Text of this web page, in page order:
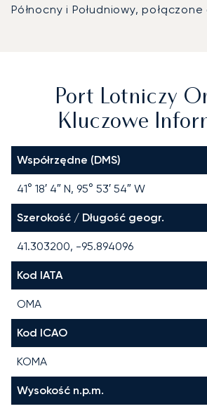
Północny i Południowy,
Port Lotniczy
Kluczowe
Współrzędne (DMS)
41° 18′ 4″ N, 95° 53′ 54″ W
Szerokość / Długość geogr.
41.303200, -95.894096
Kod IATA
OMA
Kod ICAO
KOMA
Wysokość n.p.m.